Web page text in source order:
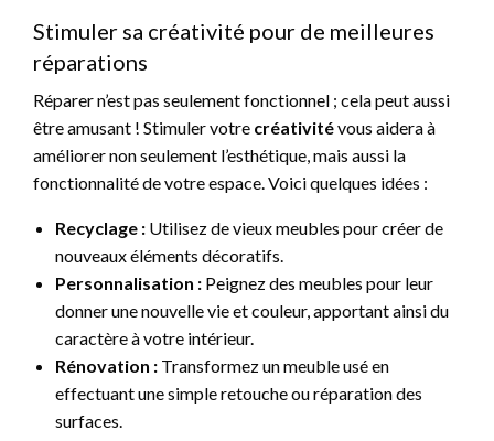
Stimuler sa créativité pour de meilleures
réparations
Réparer n’est pas seulement fonctionnel ; cela peut aussi
être amusant ! Stimuler votre créativitévous aidera à
améliorer non seulement l’esthétique, mais aussi la
fonctionnalité de votre espace. Voici quelques idées :
Recyclage : Utilisez de vieux meubles pour créer de
nouveaux éléments décoratifs.
Personnalisation : Peignez des meubles pour leur
donner une nouvelle vie et couleur, apportant ainsi du
caractère à votre intérieur.
Rénovation : Transformez un meuble usé en
effectuant une simple retouche ou réparation des
surfaces.